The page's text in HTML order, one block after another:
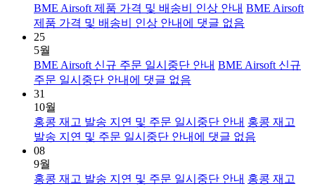
BME Airsoft 제품 가격 및 배송비 인상 안내 BME Airsoft
제품 가격 및 배송비 인상 안내 에 댓글 없음
25
5월
BME Airsoft 신규 주문 일시중단 안내 BME Airsoft 신규
주문 일시중단 안내 에 댓글 없음
31
10월
홍콩 재고 발송 지연 및 주문 일시중단 안내 홍콩 재고
발송 지연 및 주문 일시중단 안내 에 댓글 없음
08
9월
홍콩 재고 발송 지연 및 주문 일시중단 안내 홍콩 재고